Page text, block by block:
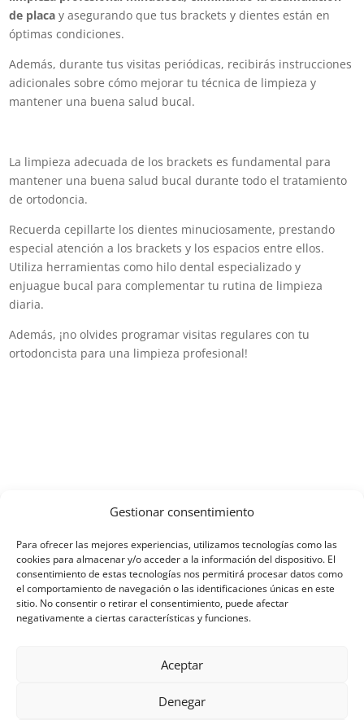
Gestionar consentimiento
Para ofrecer las mejores experiencias, utilizamos tecnologías como las
cookies para almacenar y/o acceder a la información del dispositivo. El
consentimiento de estas tecnologías nos permitirá procesar datos como
el comportamiento de navegación o las identificaciones únicas en este
sitio. No consentir o retirar el consentimiento, puede afectar
negativamente a ciertas características y funciones.
Aceptar
Denegar
de placa y asegurando que tus brackets y dientes están en
óptimas condiciones.
Además, durante tus visitas periódicas, recibirás instrucciones
adicionales sobre cómo mejorar tu técnica de limpieza y
mantener una buena salud bucal.
La limpieza adecuada de los brackets es fundamental para
mantener una buena salud bucal durante todo el tratamiento
de ortodoncia.
Recuerda cepillarte los dientes minuciosamente, prestando
especial atención a los brackets y los espacios entre ellos.
Utiliza herramientas como hilo dental especializado y
enjuague bucal para complementar tu rutina de limpieza
diaria.
Además, ¡no olvides programar visitas regulares con tu
ortodoncista para una limpieza profesional!